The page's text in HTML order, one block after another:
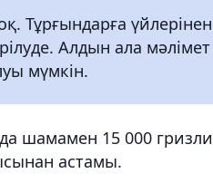
Тұрғындарға
Алдын ала
мүмкін.
шамамен 15 000
астамы.